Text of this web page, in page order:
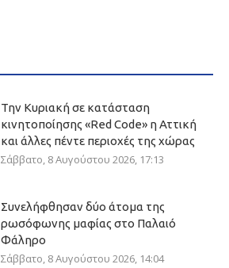
Την Κυριακή σε κατάσταση
κινητοποίησης «Red Code» η Αττική
και άλλες πέντε περιοχές της χώρας
Σάββατο, 8 Αυγούστου 2026, 17:13
Συνελήφθησαν δύο άτομα της
ρωσόφωνης μαφίας στο Παλαιό
Φάληρο
Σάββατο, 8 Αυγούστου 2026, 14:04